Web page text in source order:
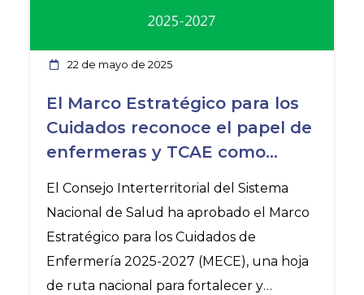
22 de mayo de 2025
El Marco Estratégico para los
Cuidados reconoce el papel de
enfermeras y TCAE como
Nacional de Salud
El Consejo Interterritorial del Sistema
Nacional de Salud ha aprobado el Marco
Estratégico para los Cuidados de
Enfermería 2025-2027 (MECE), una hoja
de ruta nacional para fortalecer y